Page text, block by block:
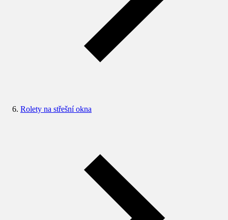
Rolety na střešní okna